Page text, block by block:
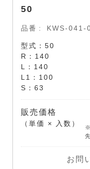
50
品番 KWS-041-
型式：50
R：140
L：140
L1：100
S：63
販売価格
（単価 × 入数）
※
お問